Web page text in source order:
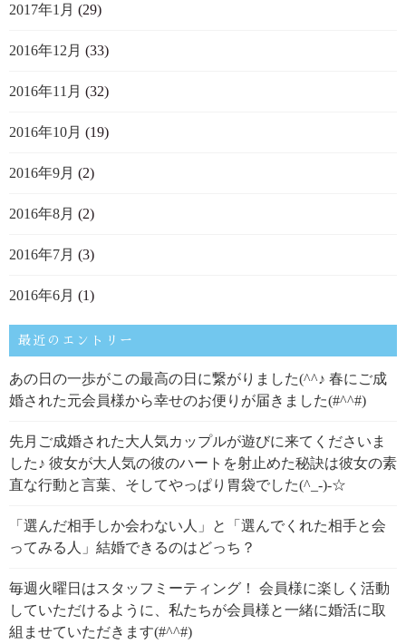
2017年1月 (29)
2016年12月 (33)
2016年11月 (32)
2016年10月 (19)
2016年9月 (2)
2016年8月 (2)
2016年7月 (3)
2016年6月 (1)
最近のエントリー
あの日の一歩がこの最高の日に繋がりました(^^♪ 春にご成
婚された元会員様から幸せのお便りが届きました(#^^#)
先月ご成婚された大人気カップルが遊びに来てくださいま
した♪ 彼女が大人気の彼のハートを射止めた秘訣は彼女の素
直な行動と言葉、そしてやっぱり胃袋でした(^_-)-☆
「選んだ相手しか会わない人」と「選んでくれた相手と会
ってみる人」結婚できるのはどっち？
毎週火曜日はスタッフミーティング！ 会員様に楽しく活動
していただけるように、私たちが会員様と一緒に婚活に取
組ませていただきます(#^^#)